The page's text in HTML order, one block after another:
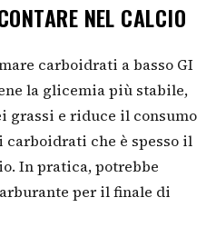
NEL CALCIO
carboidrati a basso GI
la glicemia più stabile,
grassi e riduce il consumo
che è spesso il
In pratica, potrebbe
per il finale di